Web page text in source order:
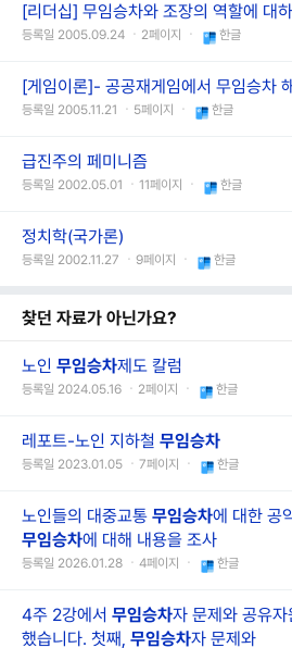
[리더십] 무임승차와 조장의 역할에 대
등록일 2005.09.24 ㆍ2페이지 ㆍ 한글
[게임이론]- 공공재게임에서 무임승차
등록일 2005.11.21 ㆍ5페이지 ㆍ 한글
급진주의 페미니즘
등록일 2002.05.01 ㆍ11페이지 ㆍ 한글
정치학(국가론)
등록일 2002.11.27 ㆍ9페이지 ㆍ 한글
찾던 자료가 아닌가요?
노인 무임승차제도 칼럼
등록일 2024.05.16 ㆍ2페이지 ㆍ 한글
레포트-노인 지하철 무임승차
등록일 2023.01.05 ㆍ7페이지 ㆍ 한글
노인들의 대중교통 무임승차에 대한 공
무임승차에 대해 내용을 조사
등록일 2026.01.28 ㆍ4페이지 ㆍ 한글
4주 2강에서 무임승차자 문제와 공유
했습니다. 첫째, 무임승차자 문제와